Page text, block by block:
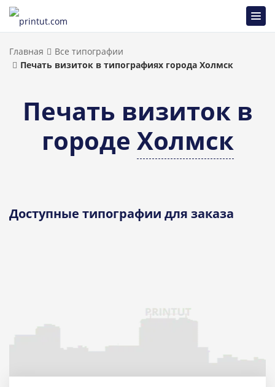
Главная
Все типографии
Печать визиток в типографиях города Холмск
Печать визиток в
городе Холмск
Доступные типографии для заказа